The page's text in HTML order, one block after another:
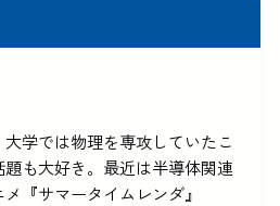
学では物理を専攻していたこ
も大好き。最近は半導体関連
『サマータイムレンダ』